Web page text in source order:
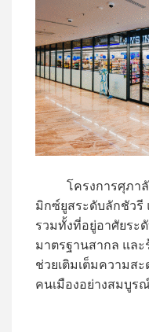
โครงการศุภา
มิกซ์ยูสระดับลักชัว
รวมทั้งที่อยู่อาศัยระ
มาตรฐานสากล แล
ช่วยเติมเต็มความส
คนเมืองอย่างสมบูร